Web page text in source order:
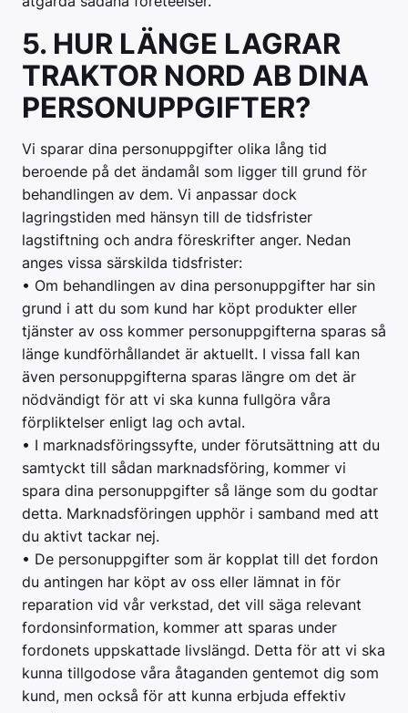
5. HUR LÄNGE LAGRAR
TRAKTOR NORD AB DINA
PERSONUPPGIFTER?
Vi sparar dina personuppgifter olika lång tid
beroende på det ändamål som ligger till grund för
behandlingen av dem. Vi anpassar dock
lagringstiden med hänsyn till de tidsfrister
lagstiftning och andra föreskrifter anger. Nedan
anges vissa särskilda tidsfrister:
• Om behandlingen av dina personuppgifter har sin
grund i att du som kund har köpt produkter eller
tjänster av oss kommer personuppgifterna sparas så
länge kundförhållandet är aktuellt. I vissa fall kan
även personuppgifterna sparas längre om det är
nödvändigt för att vi ska kunna fullgöra våra
förpliktelser enligt lag och avtal.
• I marknadsföringssyfte, under förutsättning att du
samtyckt till sådan marknadsföring, kommer vi
spara dina personuppgifter så länge som du godtar
detta. Marknadsföringen upphör i samband med att
du aktivt tackar nej.
• De personuppgifter som är kopplat till det fordon
du antingen har köpt av oss eller lämnat in för
reparation vid vår verkstad, det vill säga relevant
fordonsinformation, kommer att sparas under
fordonets uppskattade livslängd. Detta för att vi ska
kunna tillgodose våra åtaganden gentemot dig som
kund, men också för att kunna erbjuda effektiv